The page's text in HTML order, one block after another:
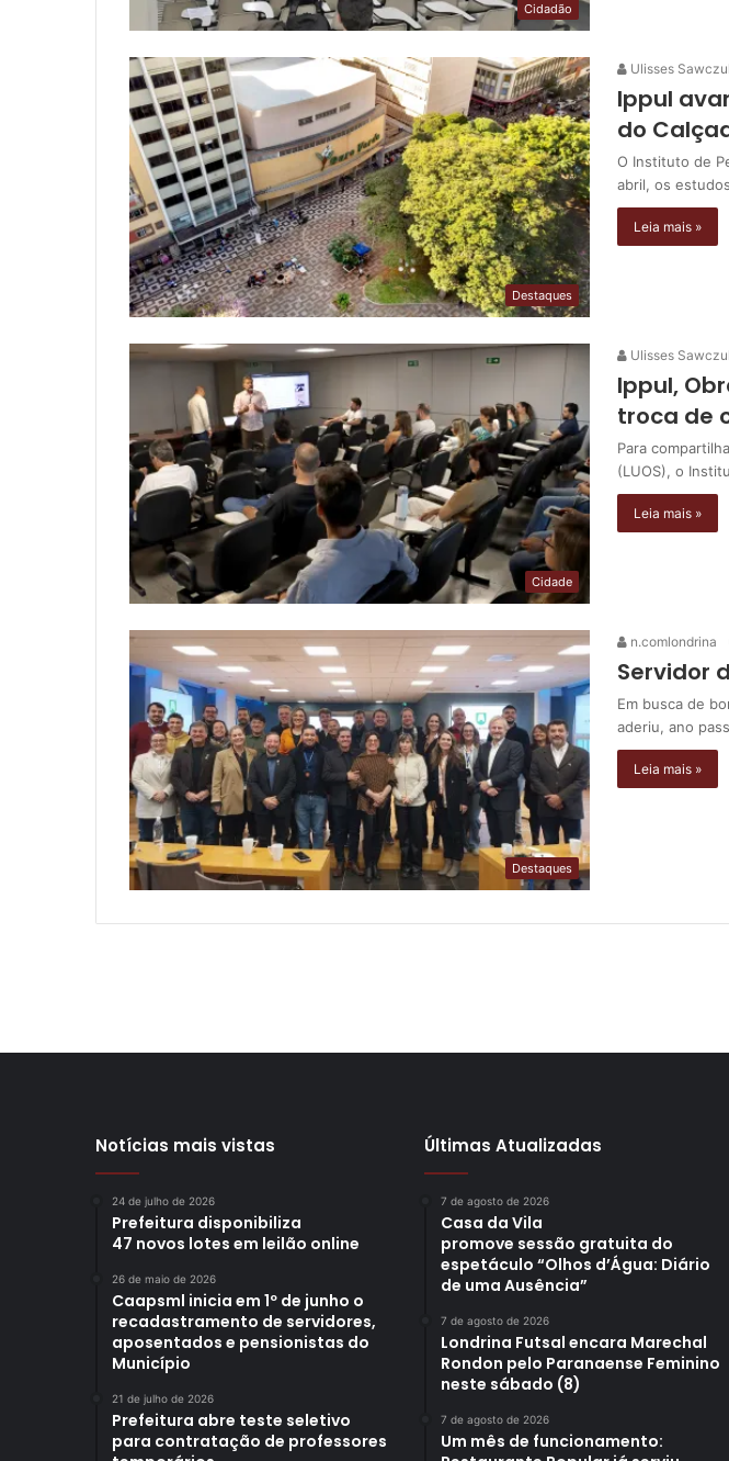
Cidadão
Destaques
Ulisses
Ippul
do
O Instituto de
abril, os
Leia mais »
Cidade
Ulisses
Ippul,
troca de
Para
(LUOS), o
Leia mais »
Destaques
n.comlondrina
Servidor
Em busca de
aderiu, ano
Leia mais »
Notícias mais vistas
24 de julho de 2026
Prefeitura disponibiliza
47 novos lotes em leilão online
26 de maio de 2026
Caapsml inicia em 1º de junho o
recadastramento de servidores,
aposentados e pensionistas do
Município
21 de julho de 2026
Prefeitura abre teste seletivo
para contratação de professores
Últimas Atualizadas
7 de agosto de 2026
Casa da Vila
promove sessão gratuita do
espetáculo “Olhos d’Água: Diário
de uma Ausência”
7 de agosto de 2026
Londrina Futsal encara Marechal
Rondon pelo Paranaense Feminino
neste sábado (8)
7 de agosto de 2026
Um mês de funcionamento: